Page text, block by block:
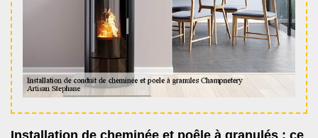
Installation de cheminée et poêle à granulés : ce